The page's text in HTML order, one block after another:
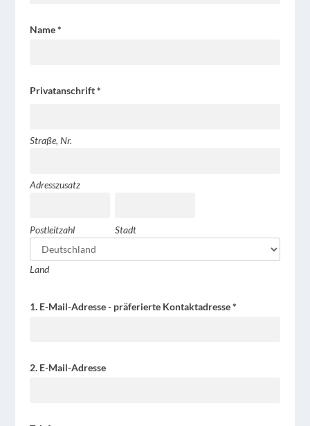
Name*
Privatanschrift*
Straße, Nr.
Adresszusatz
Postleitzahl
Stadt
Land
Land
1. E-Mail-Adresse - präferierte Kontaktadresse*
2. E-Mail-Adresse